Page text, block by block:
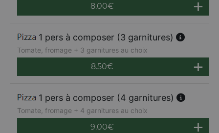
8.00€
1 pers à composer (3 garnitures)
Tomate, fromage + 3 garnitures au choix
8.50€
1 pers à composer (4 garnitures)
Tomate, fromage + 4 garnitures au choix
9.00€